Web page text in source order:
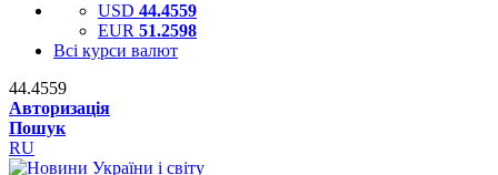
USD 44.4559
EUR 51.2598
Всі курси валют
44.4559
Авторизація
Пошук
RU